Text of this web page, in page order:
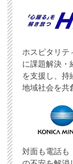
ホスピタリテ
に課題解決・
を支援し、持
地域社会を共
対面も電話も